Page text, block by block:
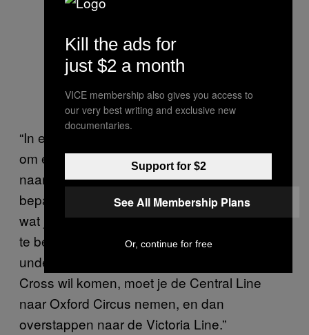
“In een hiërarchische situatie is het niet nodig
om elke stap van elke mogelijke route van A
naar B te berekenen; het is voldoende om te
bepalen in welke context je je nu bevindt en
wat je moet doen om in de volgende context
te belanden. Als je via de Londense
underground van Marble Arch naar King’s
Cross wil komen, moet je de Central Line
naar Oxford Circus nemen, en dan
overstappen naar de Victoria Line.”
Kill the ads for
just $2 a month
VICE membership also gives you access to
our very best writing and exclusive new
documentaries.
Support for $2
See All Membership Plans
Or, continue for free